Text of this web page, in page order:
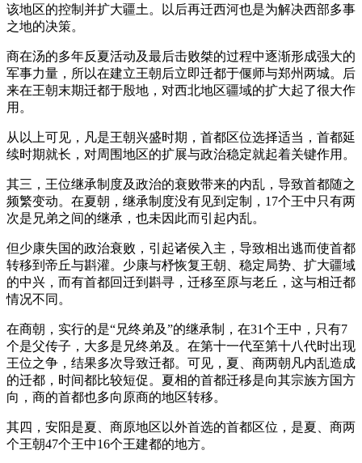
该地区的控制并扩大疆土。以后再迁西河也是为解决西部多事
之地的决策。
商在汤的多年反夏活动及最后击败桀的过程中逐渐形成强大的
军事力量，所以在建立王朝后立即迁都于偃师与郑州两城。后
来在王朝末期迁都于殷地，对西北地区疆域的扩大起了很大作
用。
从以上可见，凡是王朝兴盛时期，首都区位选择适当，首都延
续时期就长，对周围地区的扩展与政治稳定就起着关键作用。
其三，王位继承制度及政治的衰败带来的内乱，导致首都随之
频繁变动。在夏朝，继承制度没有见到定制，17个王中只有两
次是兄弟之间的继承，也未因此而引起内乱。
但少康失国的政治衰败，引起诸侯入主，导致相出逃而使首都
转移到帝丘与斟灌。少康与杼恢复王朝、稳定局势、扩大疆域
的中兴，而有首都回迁到斟寻，迁移至原与老丘，这与相迁都
情况不同。
在商朝，实行的是“兄终弟及”的继承制，在31个王中，只有7
个是父传子，大多是兄终弟及。在第十一代至第十八代时出现
王位之争，结果多次导致迁都。可见，夏、商两朝凡内乱造成
的迁都，时间都比较短促。夏相的首都迁移是向其宗族方国方
向，商的首都也多向原商的地区转移。
其四，安阳是夏、商原地区以外首选的首都区位，是夏、商两
个王朝47个王中16个王建都的地方。